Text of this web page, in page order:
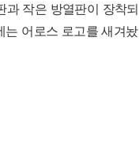
과 작은 방열판이 장착되
는 어로스 로고를 새겨놨